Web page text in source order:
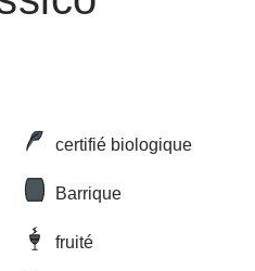
certifié biologique
Barrique
fruité